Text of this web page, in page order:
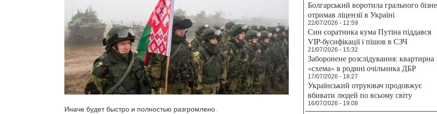
Иначе будет быстро и полностью разгромлено.
Болгарський воротила грального
отримав ліцензії в Україні
22/07/2026 - 12:59
Син соратника кума Путіна піддався
VIP-бусифікації і пішов в СЗЧ
21/07/2026 - 15:32
Заборонене розслідування: квартирна
«схема» в родині очільника ДБР
17/07/2026 - 18:27
Український отруювач продовжує
вбивати людей по всьому світу
16/07/2026 - 19:08